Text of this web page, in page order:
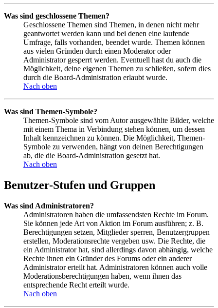
Was sind geschlossene Themen?
Geschlossene Themen sind Themen, in denen nicht mehr
geantwortet werden kann und bei denen eine laufende
Umfrage, falls vorhanden, beendet wurde. Themen können
aus vielen Gründen durch einen Moderator oder
Administrator gesperrt werden. Eventuell hast du auch die
Möglichkeit, deine eigenen Themen zu schließen, sofern dies
durch die Board-Administration erlaubt wurde.
Nach oben
Was sind Themen-Symbole?
Themen-Symbole sind vom Autor ausgewählte Bilder, welche
mit einem Thema in Verbindung stehen können, um dessen
Inhalt kennzeichnen zu können. Die Möglichkeit, Themen-
Symbole zu verwenden, hängt von deinen Berechtigungen
ab, die die Board-Administration gesetzt hat.
Nach oben
Benutzer-Stufen und Gruppen
Was sind Administratoren?
Administratoren haben die umfassendsten Rechte im Forum.
Sie können jede Art von Aktion im Forum ausführen; z. B.
Berechtigungen setzen, Mitglieder sperren, Benutzergruppen
erstellen, Moderationsrechte vergeben usw. Die Rechte, die
ein Administrator hat, sind allerdings davon abhängig, welche
Rechte ihnen ein Gründer des Forums oder ein anderer
Administrator erteilt hat. Administratoren können auch volle
Moderationsberechtigungen haben, wenn ihnen das
entsprechende Recht erteilt wurde.
Nach oben